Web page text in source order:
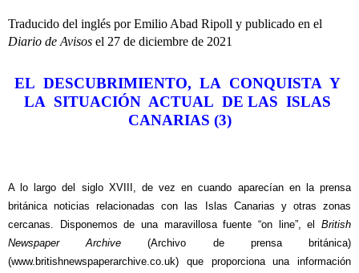
Traducido del inglés por Emilio Abad Ripoll y publicado en el
Diario de Avisos el 27 de diciembre de 2021
EL DESCUBRIMIENTO, LA CONQUISTA Y
LA SITUACIÓN ACTUAL DE LAS ISLAS
CANARIAS (3)
A lo largo del siglo XVIII, de vez en cuando aparecían en la prensa
británica noticias relacionadas con las Islas Canarias y otras zonas
cercanas. Disponemos de una maravillosa fuente “on line”, el British
Newspaper Archive (Archivo de prensa británica)
(www.britishnewspaperarchive.co.uk) que proporciona una información